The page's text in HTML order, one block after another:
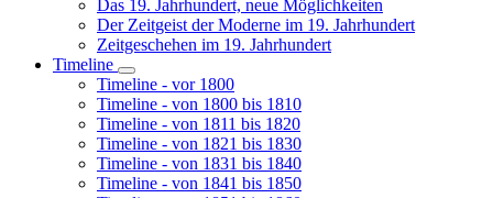
Das 19. Jahrhundert, neue Möglichkeiten
Der Zeitgeist der Moderne im 19. Jahrhundert
Zeitgeschehen im 19. Jahrhundert
Timeline
Unternavigation
von
Timeline
Timeline - vor 1800
Timeline - von 1800 bis 1810
Timeline - von 1811 bis 1820
Timeline - von 1821 bis 1830
Timeline - von 1831 bis 1840
Timeline - von 1841 bis 1850